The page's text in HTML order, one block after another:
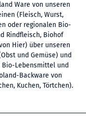
Ware von unseren
(Fleisch, Wurst,
oder regionalen Bio-
Rindfleisch, Biohof
Hier) über unseren
und Gemüse) und
Lebensmittel und
Backware von
Kuchen, Törtchen).